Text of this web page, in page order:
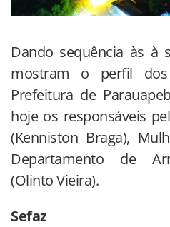
Dando sequência às à
mostram o perfil
Prefeitura de
hoje os responsáveis
(Kenniston Braga),
Departamento de
(Olinto Vieira).
Sefaz